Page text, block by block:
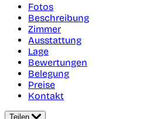
Fotos
Beschreibung
Zimmer
Ausstattung
Lage
Bewertungen
Belegung
Preise
Kontakt
Teilen